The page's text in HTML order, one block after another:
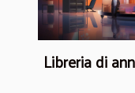
Libreria di